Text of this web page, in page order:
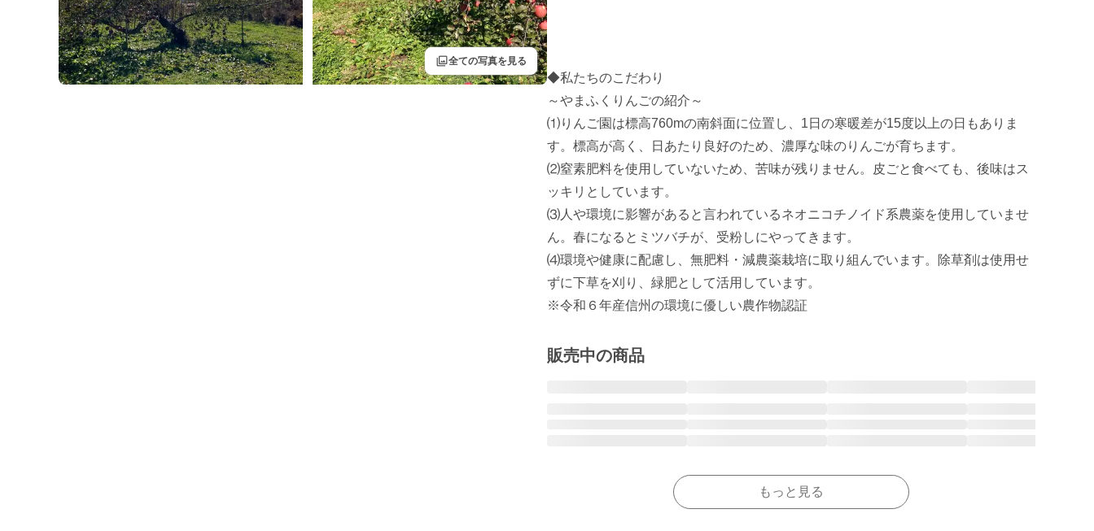
filter全ての写真を見る
◆私たちのこだわり
～やまふくりんごの紹介～
⑴りんご園は標高760mの南斜面に位置し、1日の寒暖差が15度以上の日もありま
す。標高が高く、日あたり良好のため、濃厚な味のりんごが育ちます。
⑵窒素肥料を使用していないため、苦味が残りません。皮ごと食べても、後味はス
ッキリとしています。
⑶人や環境に影響があると言われているネオニコチノイド系農薬を使用していませ
ん。春になるとミツバチが、受粉しにやってきます。
⑷環境や健康に配慮し、無肥料・減農薬栽培に取り組んでいます。除草剤は使用せ
ずに下草を刈り、緑肥として活用しています。
※令和６年産信州の環境に優しい農作物認証
販売中の商品
もっと見る